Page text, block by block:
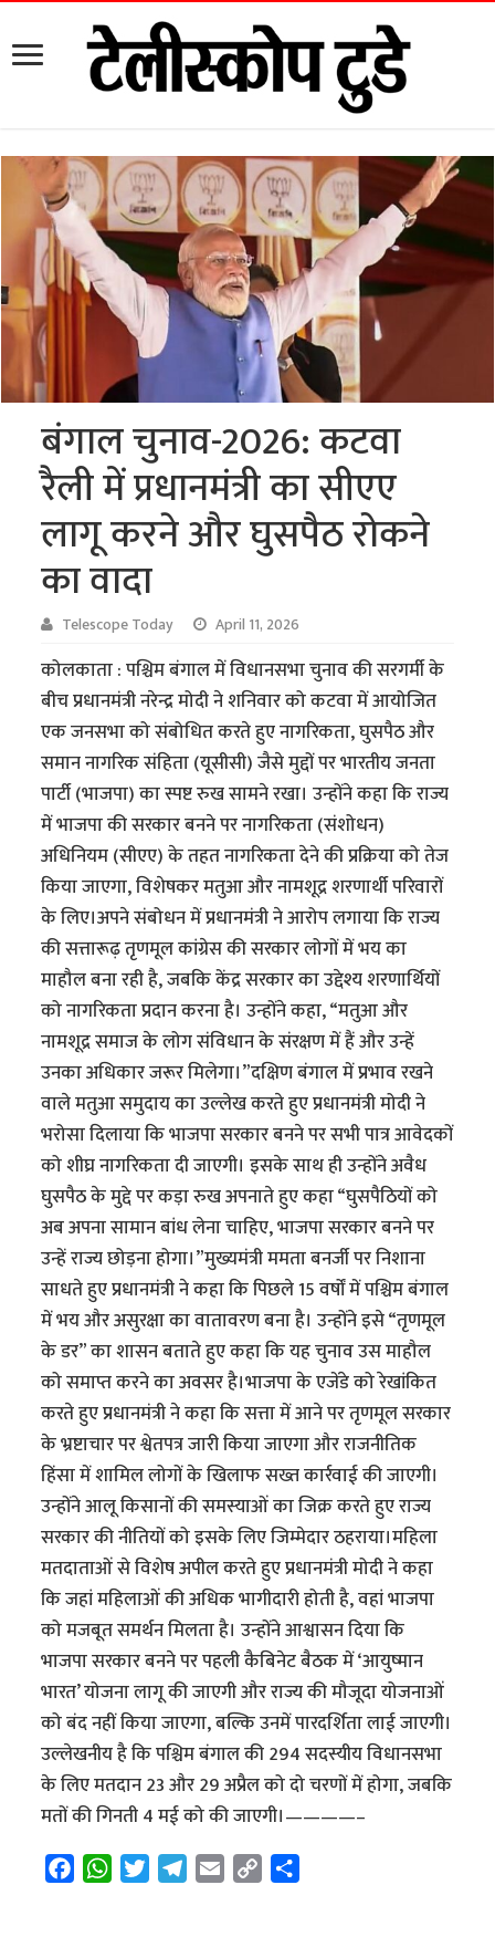
बंगाल चुनाव-2026: कटवा
रैली में प्रधानमंत्री का सीएए
लागू करने और घुसपैठ रोकने
का वादा
Telescope Today April 11, 2026
कोलकाता : पश्चिम बंगाल में विधानसभा चुनाव की सरगर्मी के
बीच प्रधानमंत्री नरेन्द्र मोदी ने शनिवार को कटवा में आयोजित
एक जनसभा को संबोधित करते हुए नागरिकता, घुसपैठ और
समान नागरिक संहिता (यूसीसी) जैसे मुद्दों पर भारतीय जनता
पार्टी (भाजपा) का स्पष्ट रुख सामने रखा। उन्होंने कहा कि राज्य
में भाजपा की सरकार बनने पर नागरिकता (संशोधन)
अधिनियम (सीएए) के तहत नागरिकता देने की प्रक्रिया को तेज
किया जाएगा, विशेषकर मतुआ और नामशूद्र शरणार्थी परिवारों
के लिए।अपने संबोधन में प्रधानमंत्री ने आरोप लगाया कि राज्य
की सत्तारूढ़ तृणमूल कांग्रेस की सरकार लोगों में भय का
माहौल बना रही है, जबकि केंद्र सरकार का उद्देश्य शरणार्थियों
को नागरिकता प्रदान करना है। उन्होंने कहा, “मतुआ और
नामशूद्र समाज के लोग संविधान के संरक्षण में हैं और उन्हें
उनका अधिकार जरूर मिलेगा।”दक्षिण बंगाल में प्रभाव रखने
वाले मतुआ समुदाय का उल्लेख करते हुए प्रधानमंत्री मोदी ने
भरोसा दिलाया कि भाजपा सरकार बनने पर सभी पात्र आवेदकों
को शीघ्र नागरिकता दी जाएगी। इसके साथ ही उन्होंने अवैध
घुसपैठ के मुद्दे पर कड़ा रुख अपनाते हुए कहा “घुसपैठियों को
अब अपना सामान बांध लेना चाहिए, भाजपा सरकार बनने पर
उन्हें राज्य छोड़ना होगा।”मुख्यमंत्री ममता बनर्जी पर निशाना
साधते हुए प्रधानमंत्री ने कहा कि पिछले 15 वर्षों में पश्चिम बंगाल
में भय और असुरक्षा का वातावरण बना है। उन्होंने इसे “तृणमूल
के डर” का शासन बताते हुए कहा कि यह चुनाव उस माहौल
को समाप्त करने का अवसर है।भाजपा के एजेंडे को रेखांकित
करते हुए प्रधानमंत्री ने कहा कि सत्ता में आने पर तृणमूल सरकार
के भ्रष्टाचार पर श्वेतपत्र जारी किया जाएगा और राजनीतिक
हिंसा में शामिल लोगों के खिलाफ सख्त कार्रवाई की जाएगी।
उन्होंने आलू किसानों की समस्याओं का जिक्र करते हुए राज्य
सरकार की नीतियों को इसके लिए जिम्मेदार ठहराया।महिला
मतदाताओं से विशेष अपील करते हुए प्रधानमंत्री मोदी ने कहा
कि जहां महिलाओं की अधिक भागीदारी होती है, वहां भाजपा
को मजबूत समर्थन मिलता है। उन्होंने आश्वासन दिया कि
भाजपा सरकार बनने पर पहली कैबिनेट बैठक में ‘आयुष्मान
भारत’ योजना लागू की जाएगी और राज्य की मौजूदा योजनाओं
को बंद नहीं किया जाएगा, बल्कि उनमें पारदर्शिता लाई जाएगी।
उल्लेखनीय है कि पश्चिम बंगाल की 294 सदस्यीय विधानसभा
के लिए मतदान 23 और 29 अप्रैल को दो चरणों में होगा, जबकि
मतों की गिनती 4 मई को की जाएगी।————–
F
W
T
T
E
C